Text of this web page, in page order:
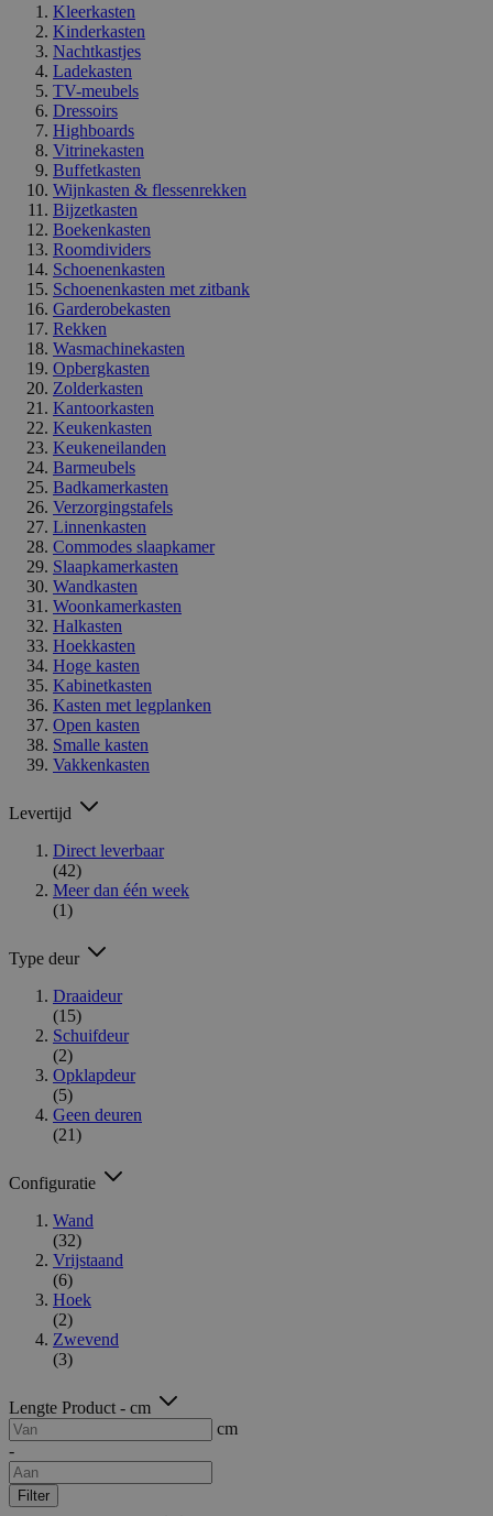
Kleerkasten
Kinderkasten
Nachtkastjes
Ladekasten
TV-meubels
Dressoirs
Highboards
Vitrinekasten
Buffetkasten
Wijnkasten & flessenrekken
Bijzetkasten
Boekenkasten
Roomdividers
Schoenenkasten
Schoenenkasten met zitbank
Garderobekasten
Rekken
Wasmachinekasten
Opbergkasten
Zolderkasten
Kantoorkasten
Keukenkasten
Keukeneilanden
Barmeubels
Badkamerkasten
Verzorgingstafels
Linnenkasten
Commodes slaapkamer
Slaapkamerkasten
Wandkasten
Woonkamerkasten
Halkasten
Hoekkasten
Hoge kasten
Kabinetkasten
Kasten met legplanken
Open kasten
Smalle kasten
Vakkenkasten
Levertijd
Direct leverbaar
(42)
Meer dan één week
(1)
Type deur
Draaideur
(15)
Schuifdeur
(2)
Opklapdeur
(5)
Geen deuren
(21)
Configuratie
Wand
(32)
Vrijstaand
(6)
Hoek
(2)
Zwevend
(3)
Lengte Product - cm
cm
-
Filter